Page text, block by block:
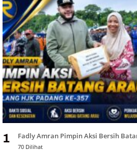
1 Fadly Amran Pimpin Aksi Bersih
70 Dilihat